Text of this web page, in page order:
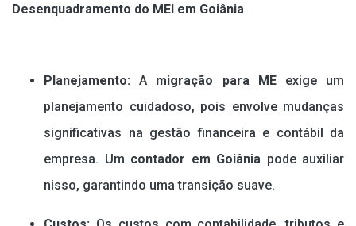
Desenquadramento do MEI em Goiânia
Planejamento: A migração para MEexige um
planejamento cuidadoso, pois envolve mudanças
significativas na gestão financeira e contábil da
empresa. Um contador em Goiânia pode auxiliar
nisso, garantindo uma transição suave.